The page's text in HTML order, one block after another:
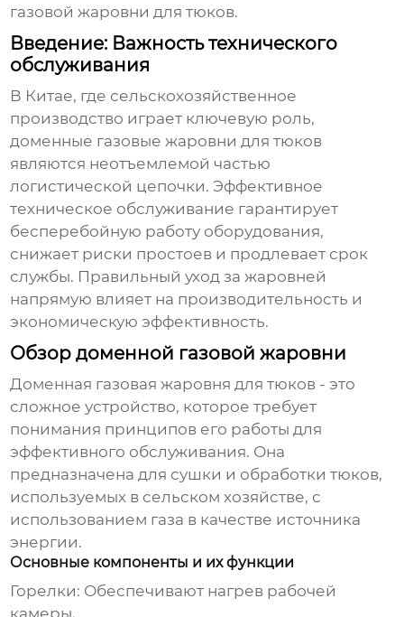
газовой жаровни для тюков.
Введение: Важность технического
обслуживания
В Китае, где сельскохозяйственное
производство играет ключевую роль,
доменные газовые жаровни для тюков
являются неотъемлемой частью
логистической цепочки. Эффективное
техническое обслуживание гарантирует
бесперебойную работу оборудования,
снижает риски простоев и продлевает срок
службы. Правильный уход зажаровней
напрямую влияет на производительность и
экономическую эффективность.
Обзор доменной газовой жаровни
Доменная газовая жаровня для тюков - это
сложное устройство, которое требует
понимания принципов его работы для
эффективного обслуживания. Она
предназначена для сушки и обработки тюков,
используемых в сельском хозяйстве, с
использованием газа в качестве источника
энергии.
Основные компоненты и их функции
Горелки: Обеспечивают нагрев рабочей